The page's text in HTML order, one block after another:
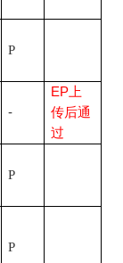
P
-
EP 上
传后通
过
P
P